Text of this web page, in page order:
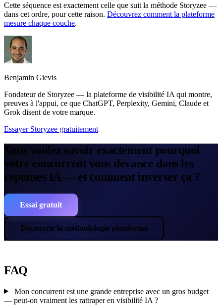
Cette séquence est exactement celle que suit la méthode Storyzee —
dans cet ordre, pour cette raison. Découvrez comment la plateforme
mesure chaque couche.
Benjamin Gievis
Fondateur de Storyzee — la plateforme de visibilité IA qui montre,
preuves à l'appui, ce que ChatGPT, Perplexity, Gemini, Claude et
Grok disent de votre marque.
Essayer Storyzee gratuitement
Vous voulez savoir exactement pourquoi
votre concurrent vous devance dans les
réponses IA — et comment inverser ça ?
Essai gratuit
Découvrir la méthodologie plateforme
FAQ
Mon concurrent est une grande entreprise avec un gros budget
— peut-on vraiment les rattraper en visibilité IA ?